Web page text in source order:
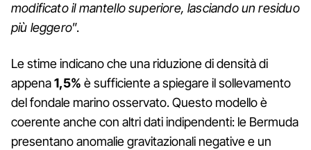
modificato il mantello superiore, lasciando un residuo
più leggero”.
Le stime indicano che una riduzione di densità di
appena1,5% è sufficiente a spiegare il sollevamento
del fondale marino osservato. Questo modello è
coerente anche con altri dati indipendenti: le Bermuda
presentano anomalie gravitazionali negative e un